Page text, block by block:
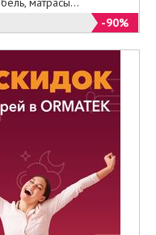
-90%